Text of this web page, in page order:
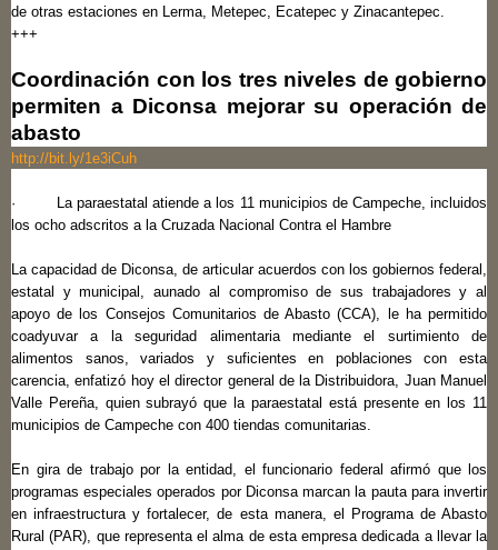
de otras estaciones en Lerma, Metepec, Ecatepec y Zinacantepec.
+++
Coordinación con los tres niveles de gobierno
permiten a Diconsa mejorar su operación de
abasto
http://bit.ly/1e3iCuh
· La paraestatal atiende a los 11 municipios de Campeche, incluidos
los ocho adscritos a la Cruzada Nacional Contra el Hambre
La capacidad de Diconsa, de articular acuerdos con los gobiernos federal,
estatal y municipal, aunado al compromiso de sus trabajadores y al
apoyo de los Consejos Comunitarios de Abasto (CCA), le ha permitido
coadyuvar a la seguridad alimentaria mediante el surtimiento de
alimentos sanos, variados y suficientes en poblaciones con esta
carencia, enfatizó hoy el director general de la Distribuidora, Juan Manuel
Valle Pereña, quien subrayó que la paraestatal está presente en los 11
municipios de Campeche con 400 tiendas comunitarias.
En gira de trabajo por la entidad, el funcionario federal afirmó que los
programas especiales operados por Diconsa marcan la pauta para invertir
en infraestructura y fortalecer, de esta manera, el Programa de Abasto
Rural (PAR), que representa el alma de esta empresa dedicada a llevar la